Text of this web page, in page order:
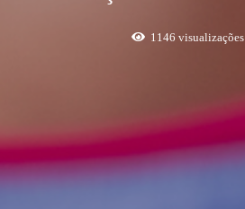
1146 visualizações